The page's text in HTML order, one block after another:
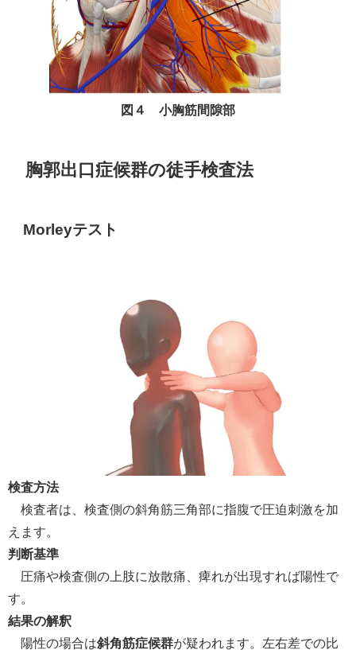
図４ 小胸筋間隙部
胸郭出口症候群の徒手検査法
Morleyテスト
検査方法
検査者は、検査側の斜角筋三角部に指腹で圧迫刺激を加
えます。
判断基準
圧痛や検査側の上肢に放散痛、痺れが出現すれば陽性で
す。
結果の解釈
陽性の場合は斜角筋症候群が疑われます。左右差での比